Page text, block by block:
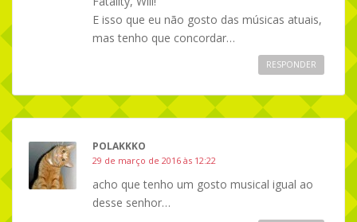
E isso que eu não gosto das músicas atuais,
mas tenho que concordar…
RESPONDER
POLAKKKO
29 de março de 2016 às 12:22
acho que tenho um gosto musical igual ao
desse senhor…